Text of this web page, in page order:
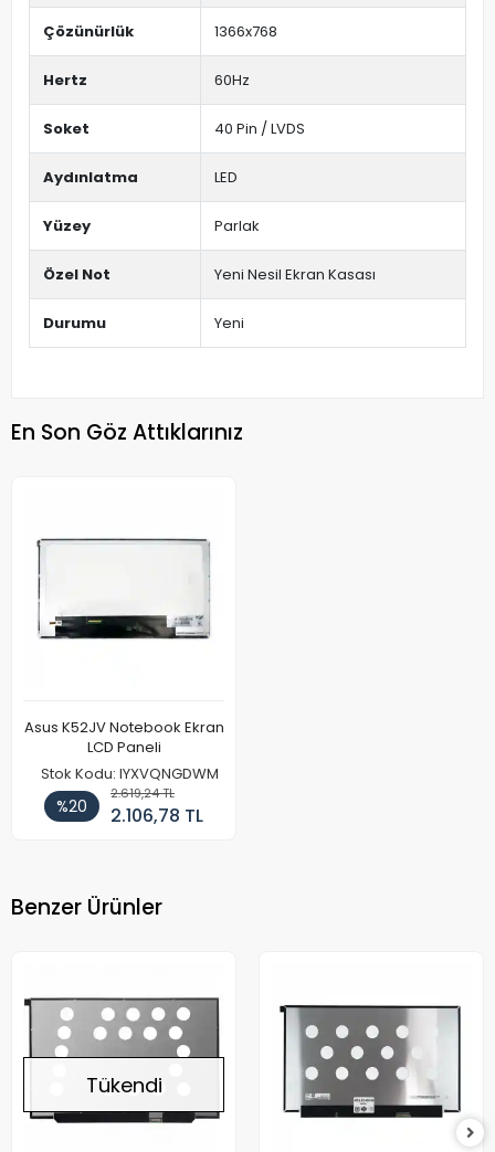
Çözünürlük 1366x768
Hertz 60Hz
Soket 40 Pin / LVDS
Aydınlatma LED
Yüzey Parlak
Özel Not Yeni Nesil Ekran Kasası
Durumu Yeni
En Son Göz Attıklarınız
Asus K52JV Notebook Ekran
LCD Paneli
Stok Kodu: IYXVQNGDWM
%20
2.619,24 TL
2.106,78 TL
Benzer Ürünler
Tükendi